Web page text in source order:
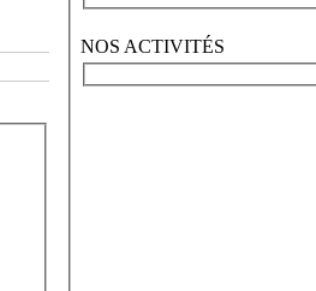
NOS ACTIVITÉS